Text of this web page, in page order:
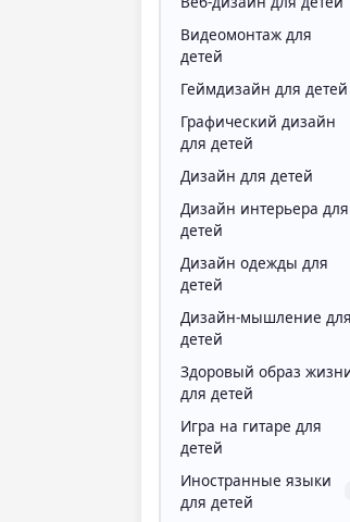
Видеомонтаж для
детей
Геймдизайн для детей
Графический дизайн
для детей
Дизайн для детей
Дизайн интерьера для
детей
Дизайн одежды для
детей
Дизайн-мышление для
детей
Здоровый образ
для детей
Игра на гитаре для
детей
Иностранные языки
для детей